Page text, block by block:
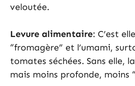
veloutée.
Levure alimentaire: C’est
“fromagère” et l’umami,
tomates séchées. Sans elle,
mais moins profonde, moins